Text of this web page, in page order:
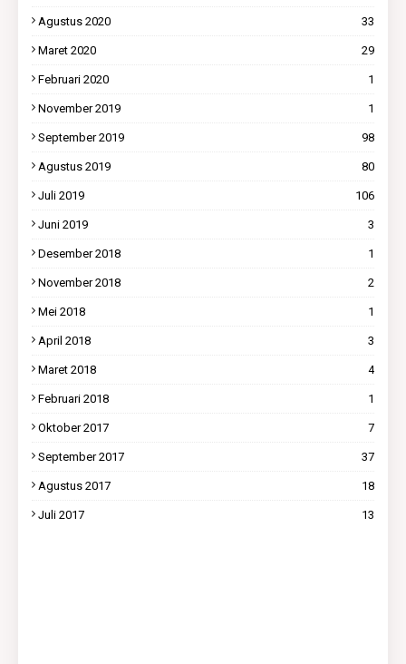
Agustus 2020 33
Maret 2020 29
Februari 2020 1
November 2019 1
September 2019 98
Agustus 2019 80
Juli 2019 106
Juni 2019 3
Desember 2018 1
November 2018 2
Mei 2018 1
April 2018 3
Maret 2018 4
Februari 2018 1
Oktober 2017 7
September 2017 37
Agustus 2017 18
Juli 2017 13